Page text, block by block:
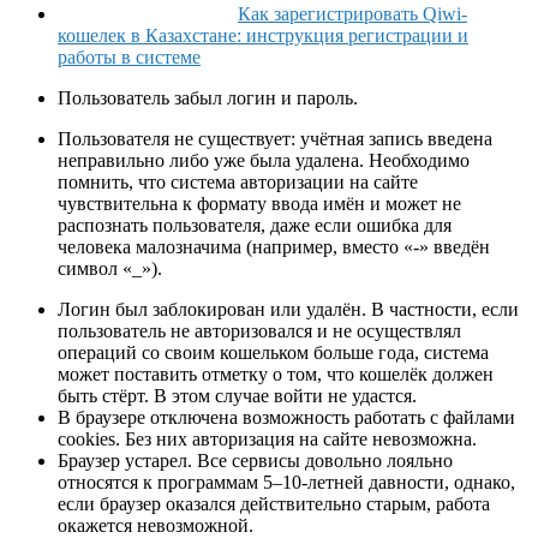
Как зарегистрировать Qiwi-
кошелек в Казахстане: инструкция регистрации и
работы в системе
Пользователь забыл логин и пароль.
Пользователя не существует: учётная запись введена
неправильно либо уже была удалена. Необходимо
помнить, что система авторизации на сайте
чувствительна к формату ввода имён и может не
распознать пользователя, даже если ошибка для
человека малозначима (например, вместо «-» введён
символ «_»).
Логин был заблокирован или удалён. В частности, если
пользователь не авторизовался и не осуществлял
операций со своим кошельком больше года, система
может поставить отметку о том, что кошелёк должен
быть стёрт. В этом случае войти не удастся.
В браузере отключена возможность работать с файлами
cookies. Без них авторизация на сайте невозможна.
Браузер устарел. Все сервисы довольно лояльно
относятся к программам 5–10-летней давности, однако,
если браузер оказался действительно старым, работа
окажется невозможной.